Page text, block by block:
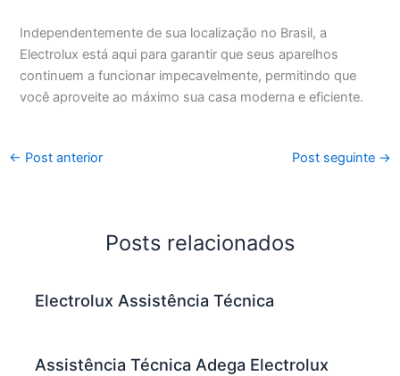
Independentemente de sua localização no Brasil, a
Electrolux está aqui para garantir que seus aparelhos
continuem a funcionar impecavelmente, permitindo que
você aproveite ao máximo sua casa moderna e eficiente.
← Post anterior Post seguinte →
Posts relacionados
Electrolux Assistência Técnica
Assistência Técnica Adega Electrolux